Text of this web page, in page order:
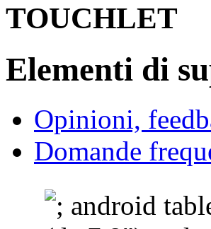
TOUCHLET
Elementi di
Opinioni,
Domande